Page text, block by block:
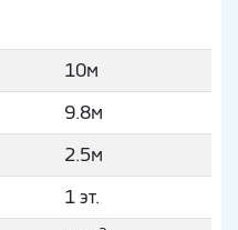
10м
9.8м
2.5м
1 эт.